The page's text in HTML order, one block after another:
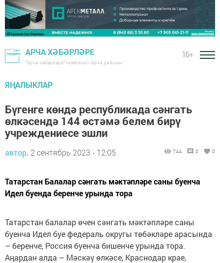
АРЧА ХӘБӘРЛӘРЕ
"Арча хәбәрләре" газетасы - Арча районы
16+
ЯҢАЛЫКЛАР
Бүгенге көндә республикада сәнгать
өлкәсендә 144 өстәмә белем бирү
учреждениесе эшли
автор, 2 сентябрь 2023 - 12:05 744 0 0
Татарстан Балалар сәнгать мәктәпләре саны буенча
Идел буенда беренче урында тора
Татарстан балалар өчен сәнгать мәктәпләре саны
буенча Идел буе федераль округы төбәкләре арасында
– беренче, Россия буенча бишенче урында тора.
Аңардан алда – Мәскәү өлкәсе, Краснодар крае,